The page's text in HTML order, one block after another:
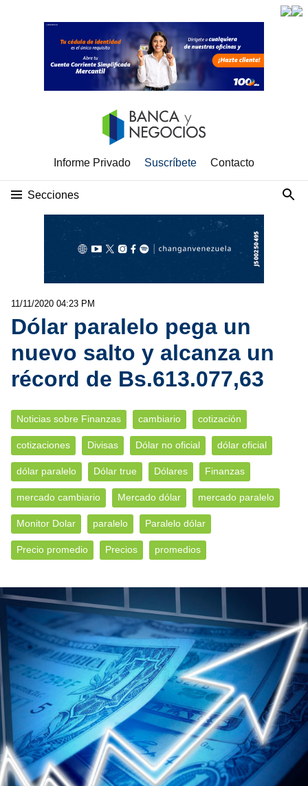
Informe Privado Suscríbete Contacto
Secciones
11/11/2020 04:23 PM
Dólar paralelo pega un
nuevo salto y alcanza un
récord de Bs.613.077,63
Noticias sobre Finanzas cambiario cotización
cotizaciones Divisas Dólar no oficial dólar oficial
dólar paralelo Dólar true Dólares Finanzas
mercado cambiario Mercado dólar mercado paralelo
Monitor Dolar paralelo Paralelo dólar
Precio promedio Precios promedios